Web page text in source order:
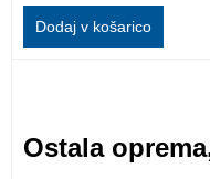
Dodaj v košarico
Ostala oprema